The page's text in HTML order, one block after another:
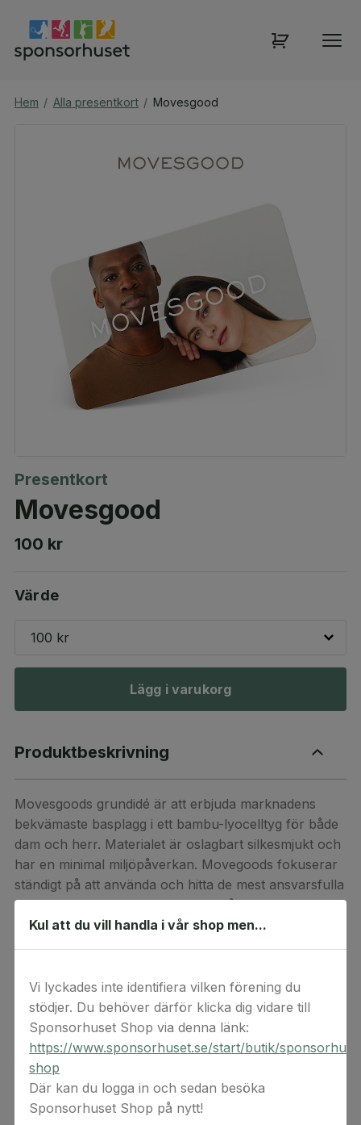
Hem / Alla presentkort / Movesgood
Presentkort
Movesgood
100 kr
Värde
100 kr
Lägg i varukorg
Produktbeskrivning
Movesgoods grundidé är att erbjuda marknadens
bekvämaste basplagg i ett bambu-lyocelltyg för både
dam och herr. Materialet är oslagbart silkesmjukt och
har en minimal miljöpåverkan. Movegoods fokuserar
ständigt på att använda och hitta de mest ansvarsfulla
tekniker som finns tillgängliga för våra
produktionsprocesser.
gäller endast vid ett köp och kan inte kombineras med
andra erbjudanden. Hela beloppet måste utnyttjas
men det går bra att lägga till överskridande belopp.
Koden är giltig i minst 6 månader.
Detta är en digital produkt. Digital(a) värdekod(er)
levereras via e-post. Observera att ångerrätten inte
gäller för beställningar av digital(a) värdekod(er) då
Kul att du vill handla i vår shop men...
Vi lyckades inte identifiera vilken förening du
stödjer. Du behöver därför klicka dig vidare till
Sponsorhuset Shop via denna länk:
https://www.sponsorhuset.se/start/butik/
shop
Där kan du logga in och sedan besöka
Sponsorhuset Shop på nytt!